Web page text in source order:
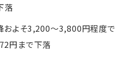
落
およそ3,200～3,800円程度で
円まで下落